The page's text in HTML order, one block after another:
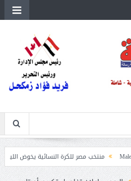
مصر للكرة النسائية يخوض الليلة مباراة وداع